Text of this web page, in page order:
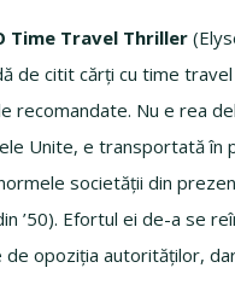
Time Travel Thriller
de citit cărți cu time travel
recomandate. Nu e rea
Unite, e transportată în
societății din
’50). Efortul ei de-a se
de opoziția autorităților,